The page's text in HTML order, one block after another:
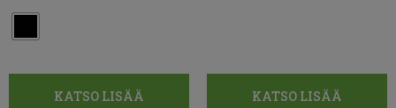
KATSO LISÄÄ KATSO LISÄÄ